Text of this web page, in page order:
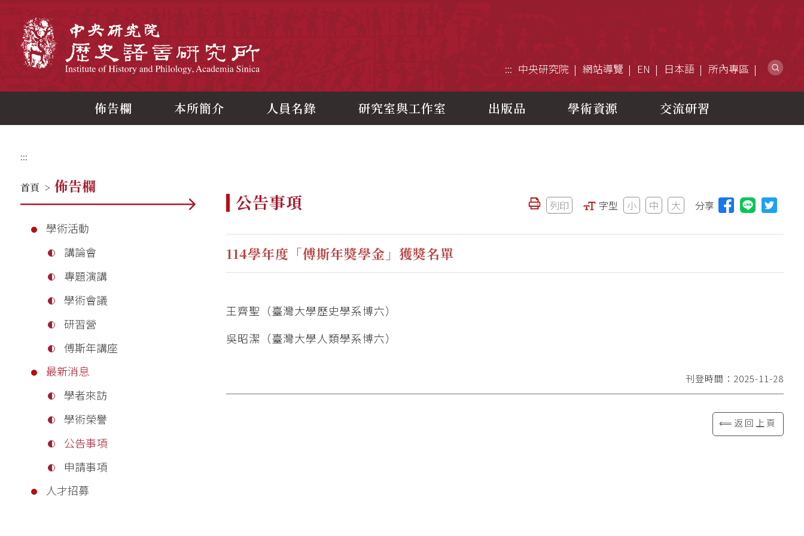
::: 中央研究院 網站導覽 EN 日本語 所內專區
佈告欄 本所簡介 人員名錄 研究室與工作室 出版品 學術資源 交流研習
:::
首頁 > 佈告欄
學術活動
講論會
專題演講
學術會議
研習營
傅斯年講座
最新消息
學者來訪
學術榮譽
公告事項
申請事項
人才招募
公告事項 列印 字型 小 中 大 分享 分享本頁
114學年度「傅斯年獎學金」獲獎名單
王齊聖（臺灣大學歷史學系博六）
吳昭潔（臺灣大學人類學系博六）
刊登時間：2025-11-28
⟸返回上頁